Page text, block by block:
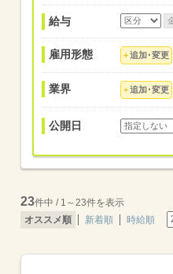
給与
雇用形態 追加･変更
業界 追加･変更
公開日
23件中 / 1～23件を表示
オススメ順
新着順 時給順